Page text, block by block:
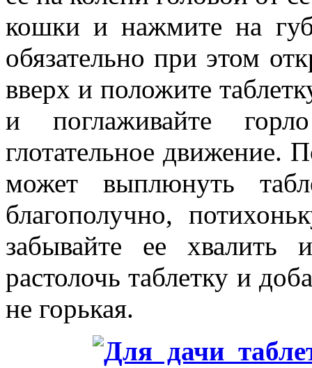
кошки и нажмите на
обязательно при этом
вверх и положите
и поглаживайте
глотательное движение.
может выплюнуть
благополучно,
забывайте ее хвалить
растолочь таблетку и
не горькая.